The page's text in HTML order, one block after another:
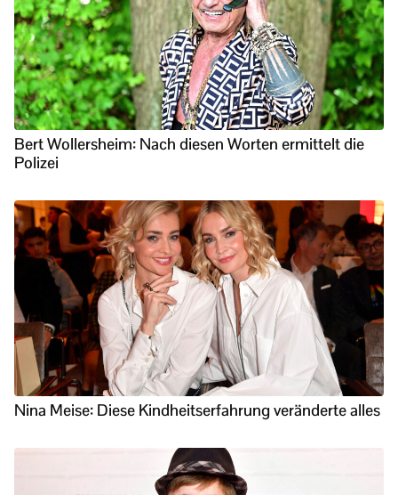
Bert Wollersheim: Nach diesen Worten ermittelt die
Polizei
Nina Meise: Diese Kindheitserfahrung veränderte alles